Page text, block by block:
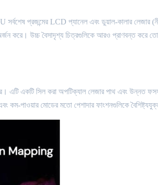
প্রজন্মের LCD প্যানেল এবং ডুয়াল-কালার লেজার
করে। উচ্চ বৈসাদৃশ্য চিত্রগুলিকে আরও প্রাণবন্ত করে
এটি একটি সিল করা অপটিক্যাল লেজার পাথ এবং উন্নত
কম-পাওয়ার মোডের মতো পেশাদার ফাংশনগুলিকে